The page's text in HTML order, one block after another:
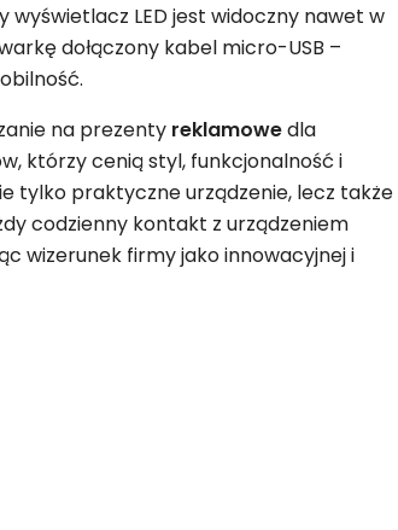
LED jest widoczny nawet w
dołączony kabel micro-USB –
na prezenty reklamowedla
którzy cenią styl, funkcjonalność i
tylko praktyczne urządzenie, lecz także
codzienny kontakt z urządzeniem
wizerunek firmy jako innowacyjnej i